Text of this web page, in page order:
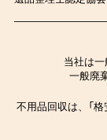
当社は
一般廃
不用品回収は、「格